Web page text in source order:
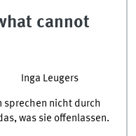
cannot
Inga Leugers
sprechen nicht durch
was sie offenlassen.